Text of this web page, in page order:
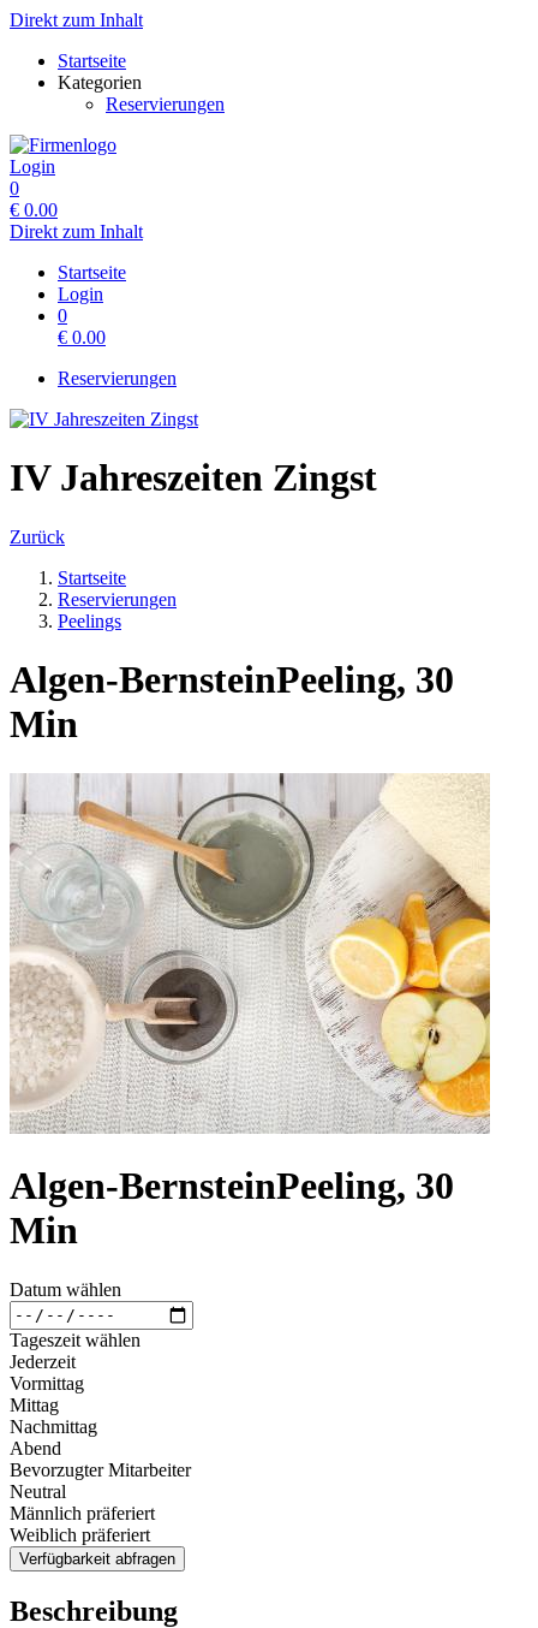
Direkt zum Inhalt
Startseite
Kategorien
Reservierungen
Login
0
€ 0.00
Direkt zum Inhalt
Startseite
Login
0
€ 0.00
Reservierungen
IV Jahreszeiten Zingst
Zurück
Startseite
Reservierungen
Peelings
Algen-BernsteinPeeling, 30
Min
Algen-BernsteinPeeling, 30
Min
Datum wählen
Tageszeit wählen
Jederzeit
Vormittag
Mittag
Nachmittag
Abend
Bevorzugter Mitarbeiter
Neutral
Männlich präferiert
Weiblich präferiert
Verfügbarkeit abfragen
Beschreibung